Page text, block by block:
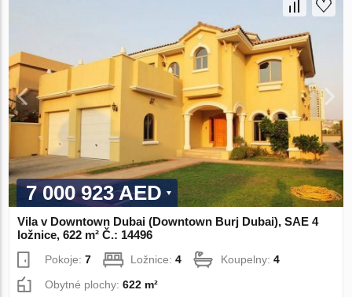
7 000 923 AED
Vila v Downtown Dubai (Downtown Burj Dubai), SAE 4
ložnice, 622 m² Č.: 14496
Pokoje:7 Ložnice:4 Koupelny:4
Obytné plochy:622 m²